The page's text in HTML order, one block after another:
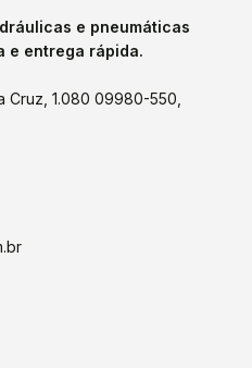
e pneumáticas
e entrega rápida.
Cruz, 1.080 09980-550,